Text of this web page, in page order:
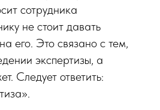
сотрудника
не стоит давать
его. Это связано с тем,
экспертизы, а
Следует ответить: